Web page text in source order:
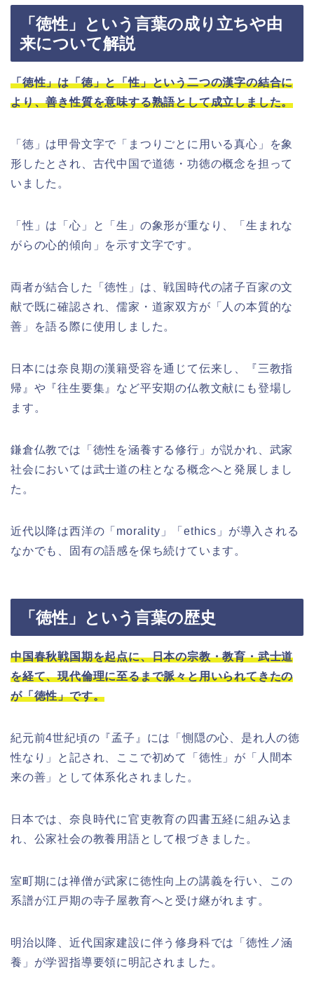
「徳性」という言葉の成り立ちや由
来について解説
「徳性」は「徳」と「性」という二つの漢字の結合に
より、善き性質を意味する熟語として成立しました。
「徳」は甲骨文字で「まつりごとに用いる真心」を象
形したとされ、古代中国で道徳・功徳の概念を担って
いました。
「性」は「心」と「生」の象形が重なり、「生まれな
がらの心的傾向」を示す文字です。
両者が結合した「徳性」は、戦国時代の諸子百家の文
献で既に確認され、儒家・道家双方が「人の本質的な
善」を語る際に使用しました。
日本には奈良期の漢籍受容を通じて伝来し、『三教指
帰』や『往生要集』など平安期の仏教文献にも登場し
ます。
鎌倉仏教では「徳性を涵養する修行」が説かれ、武家
社会においては武士道の柱となる概念へと発展しまし
た。
近代以降は西洋の「morality」「ethics」が導入される
なかでも、固有の語感を保ち続けています。
「徳性」という言葉の歴史
中国春秋戦国期を起点に、日本の宗教・教育・武士道
を経て、現代倫理に至るまで脈々と用いられてきたの
が「徳性」です。
紀元前4世紀頃の『孟子』には「惻隠の心、是れ人の徳
性なり」と記され、ここで初めて「徳性」が「人間本
来の善」として体系化されました。
日本では、奈良時代に官吏教育の四書五経に組み込ま
れ、公家社会の教養用語として根づきました。
室町期には禅僧が武家に徳性向上の講義を行い、この
系譜が江戸期の寺子屋教育へと受け継がれます。
明治以降、近代国家建設に伴う修身科では「徳性ノ涵
養」が学習指導要領に明記されました。